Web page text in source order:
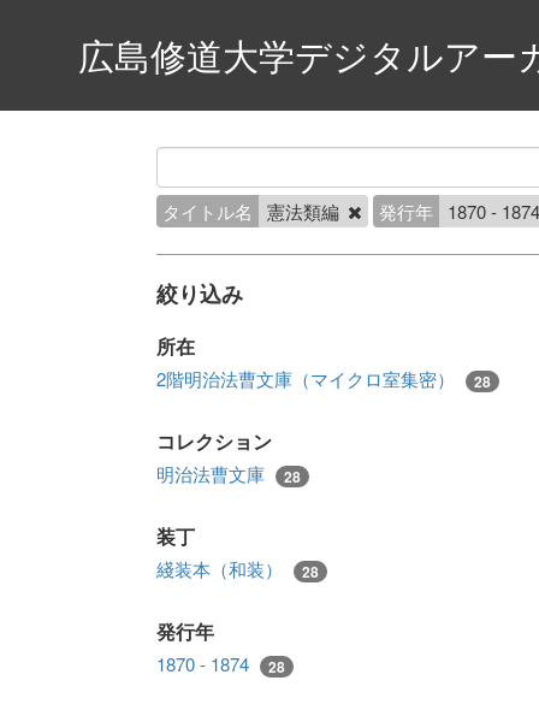
広島修道大学デジタルアー
タイトル名 憲法類編 発行年 1870 -
絞り込み
所在
2階明治法曹文庫（マイクロ室集密） 28
コレクション
明治法曹文庫 28
装丁
綫装本（和装） 28
発行年
1870 - 1874 28